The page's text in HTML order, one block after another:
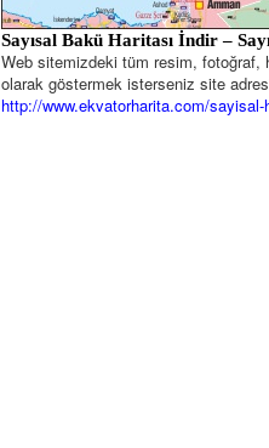
Sayısal Bakü Haritasıİndir –
Web sitemizdeki tüm resim, fotoğraf,
olarak göstermek isterseniz site
http://www.ekvatorharita.com/